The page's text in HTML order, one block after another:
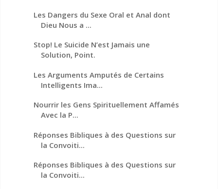
Les Dangers du Sexe Oral et Anal dont
Dieu Nous a ...
Stop! Le Suicide N’est Jamais une
Solution, Point.
Les Arguments Amputés de Certains
Intelligents Ima...
Nourrir les Gens Spirituellement Affamés
Avec la P...
Réponses Bibliques à des Questions sur
la Convoiti...
Réponses Bibliques à des Questions sur
la Convoiti...